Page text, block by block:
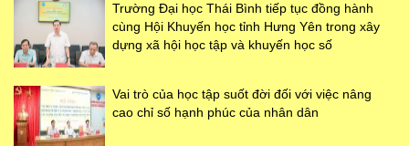
Trường Đại học Thái Bình tiếp tục đồng hành
cùng Hội Khuyến học tỉnh Hưng Yên trong xây
dựng xã hội học tập và khuyến học số
Vai trò của học tập suốt đời đối với việc nâng
cao chỉ số hạnh phúc của nhân dân